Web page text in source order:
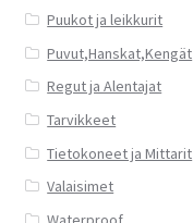
Puukot ja leikkurit
Puvut,Hanskat,Kengät
Regut ja Alentajat
Tarvikkeet
Tietokoneet ja Mittarit
Valaisimet